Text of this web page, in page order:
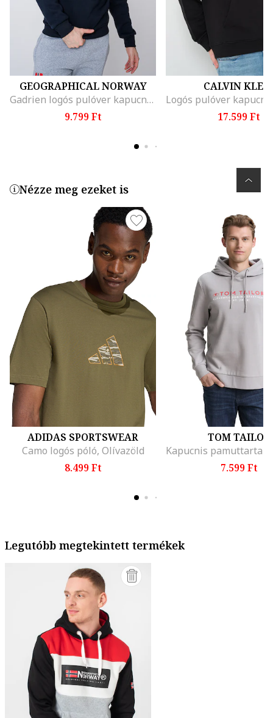
GEOGRAPHICAL NORWAY
Gadrien logós pulóver kapucnival, Piros/Sötétkék/Királykék
9.799 Ft
CALVIN
17.599 Ft
Nézze meg ezeket is
ADIDAS SPORTSWEAR
Camo logós póló, Olívazöld
8.499 Ft
TOM TAILOR
7.599 Ft
Legutóbb megtekintett termékek